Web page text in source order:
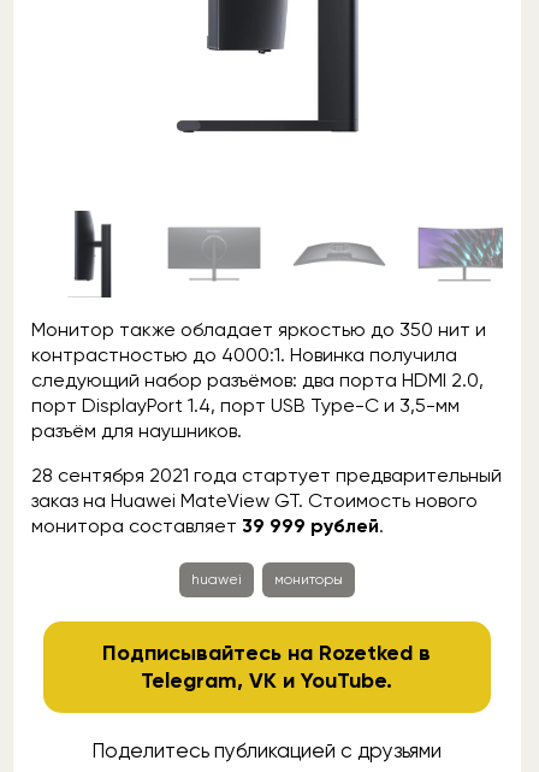
Монитор также обладает яркостью до 350 нит и
контрастностью до 4000:1. Новинка получила
следующий набор разъёмов: два порта HDMI 2.0,
порт DisplayPort 1.4, порт USB Type-C и 3,5-мм
разъём для наушников.
28 сентября 2021 года стартует предварительный
заказ на Huawei MateView GT. Стоимость нового
монитора составляет 39 999 рублей.
huawei мониторы
Подписывайтесь на Rozetked в
Telegram,VK иYouTube.
Поделитесь публикацией с друзьями